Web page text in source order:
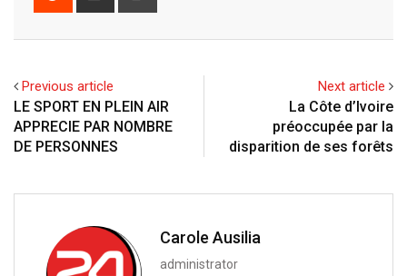
Previous article
LE SPORT EN PLEIN AIR
APPRECIE PAR NOMBRE
DE PERSONNES
Next article
La Côte d’Ivoire
préoccupée par la
disparition de ses forêts
Carole Ausilia
administrator